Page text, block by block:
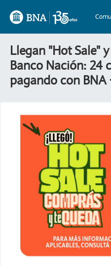
Llegan "Hot Sale"
Banco Nación: 24
pagando con BNA